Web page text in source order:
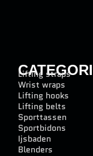
Lifting straps
Wrist wraps
Lifting hooks
Lifting belts
Sporttassen
Sportbidons
Ijsbaden
Blenders